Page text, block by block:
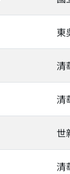
東
清
清
世
清